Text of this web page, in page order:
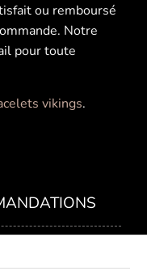
ou remboursé
Notre
pour toute
vikings.